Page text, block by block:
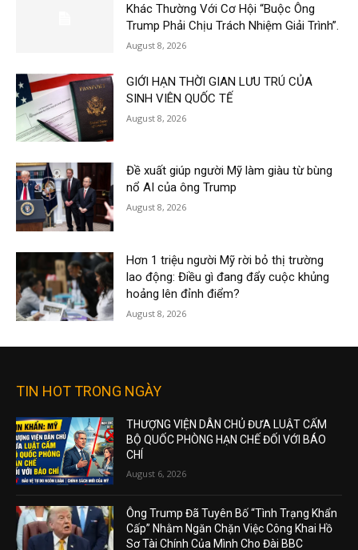
Khác Thường Với Cơ Hội “Buộc Ông
Trump Phải Chịu Trách Nhiệm Giải Trình”.
August 8, 2026
GIỚI HẠN THỜI GIAN LƯU TRÚ CỦA
SINH VIÊN QUỐC TẾ
August 8, 2026
Đề xuất giúp người Mỹ làm giàu từ bùng
nổ AI của ông Trump
August 8, 2026
Hơn 1 triệu người Mỹ rời bỏ thị trường
lao động: Điều gì đang đẩy cuộc khủng
hoảng lên đỉnh điểm?
August 8, 2026
TIN HOT TRONG NGÀY
THƯỢNG VIỆN DÂN CHỦ ĐƯA LUẬT CẤM
BỘ QUỐC PHÒNG HẠN CHẾ ĐỐI VỚI BÁO
CHÍ
August 6, 2026
Ông Trump Đã Tuyên Bố “Tình Trạng Khẩn
Cấp” Nhằm Ngăn Chặn Việc Công Khai Hồ
Sơ Tài Chính Của Mình Cho Đài BBC